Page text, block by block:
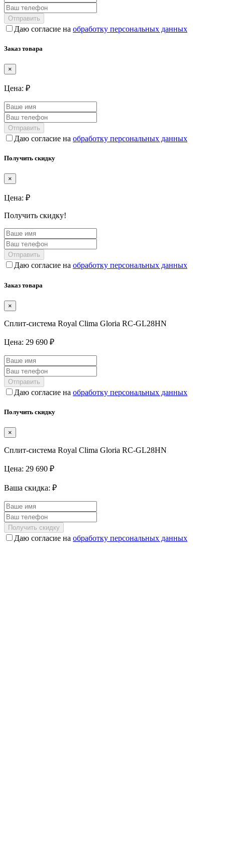
Отправить
Даю согласие на обработку персональных данных
Заказ товара
×
Цена: ₽
Отправить
Даю согласие на обработку персональных данных
Получить скидку
×
Цена: ₽
Получить скидку!
Отправить
Даю согласие на обработку персональных данных
Заказ товара
×
Cплит-система Royal Clima Gloria RC-GL28HN
Цена: 29 690 ₽
Отправить
Даю согласие на обработку персональных данных
Получить скидку
×
Cплит-система Royal Clima Gloria RC-GL28HN
Цена: 29 690 ₽
Ваша скидка: ₽
Получить скидку
Даю согласие на обработку персональных данных